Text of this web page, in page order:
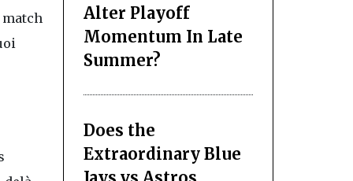
Alter Playoff
Momentum In Late
Summer?
Does the
Extraordinary Blue